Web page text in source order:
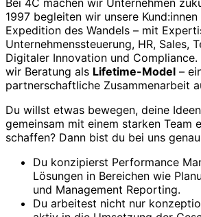
Bei 4C machen wir Unternehmen
1997 begleiten wir unsere
Expedition des Wandels – mit
Unternehmenssteuerung, HR, Sales,
Digitaler Innovation und
wir Beratung als Lifetime-Model –
partnerschaftliche Zusammenarbeit
Du willst etwas bewegen, deine
gemeinsam mit einem starken Team
schaffen? Dann bist du bei uns
Du konzipierst Performance
Lösungen in Bereichen wie
und Management Reporting.
Du arbeitest nicht nur